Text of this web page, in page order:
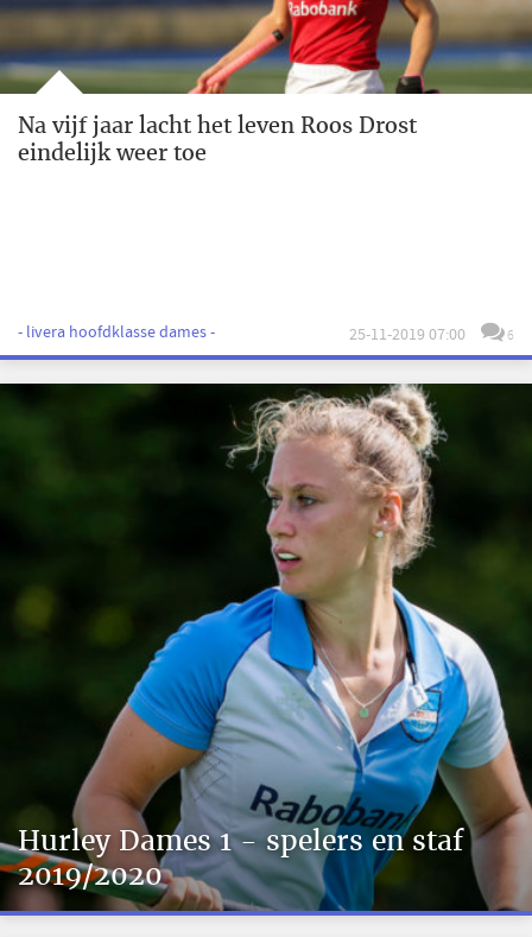
Na vijf jaar lacht het leven Roos Drost
eindelijk weer toe
- livera hoofdklasse dames - 25-11-2019 07:00 6
Hurley Dames 1 - spelers en staf
2019/2020